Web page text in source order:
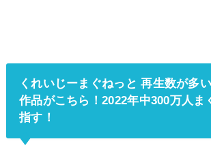
くれいじーまぐねっと 再生数が多
作品がこちら！2022年中300万人ま
指す！